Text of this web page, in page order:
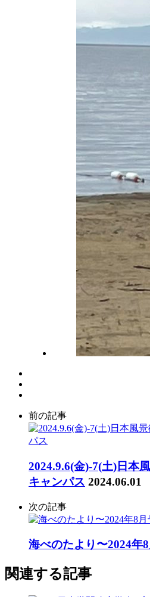
前の記事
2024.9.6(金)-7(土)日本
キャンパス 2024.06.01
次の記事
海べのたより〜2024年
関連する記事